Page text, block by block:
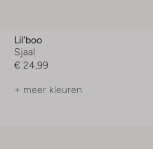
Lil'boo
Sjaal
€ 24,99
+ meer kleuren